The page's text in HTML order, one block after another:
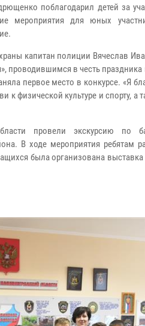
поблагодарил детей за
для юных
капитан полиции Вячеслав
проводившимся в честь
первое место в конкурсе. «Я
физической культуре и спорту, а
области провели экскурсию
В ходе мероприятия ребятам
была организована